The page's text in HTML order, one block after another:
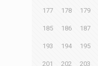
177 178 179
185 186 187
193 194 195
201 202 203